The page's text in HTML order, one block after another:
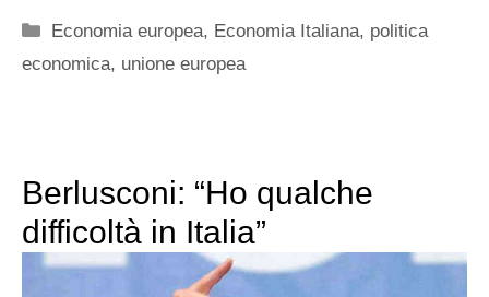
Categorie
Economia europea, Economia Italiana, politica
economica, unione europea
Berlusconi: “Ho qualche
difficoltà in Italia”